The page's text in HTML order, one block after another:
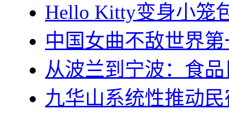
Hello Kitty变身小笼
中国女曲不敌世界
从波兰到宁波：食品
九华山系统性推动